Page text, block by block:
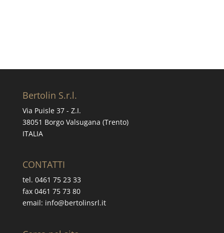
Bertolin S.r.l.
Via Puisle 37 - Z.I.
38051 Borgo Valsugana (Trento)
ITALIA
CONTATTI
tel. 0461 75 23 33
fax 0461 75 73 80
email: info@bertolinsrl.it